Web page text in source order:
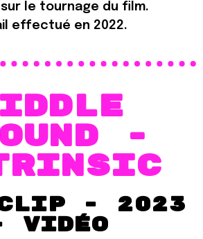
le tournage du film.
effectué en 2022.
-
- 2023
VIDéO